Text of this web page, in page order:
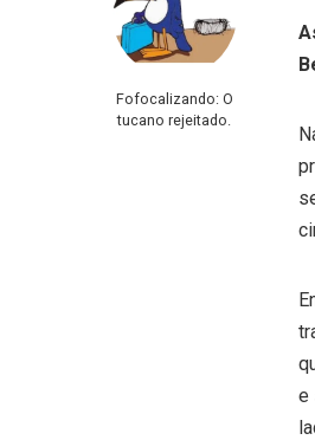
Fofocalizando: O
tucano rejeitado.
e